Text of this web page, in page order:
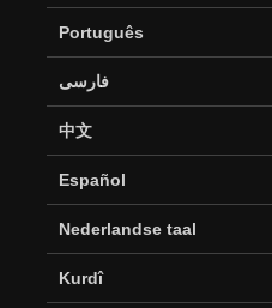
Português
فارسی
中文
Español
Nederlandse taal
Kurdî